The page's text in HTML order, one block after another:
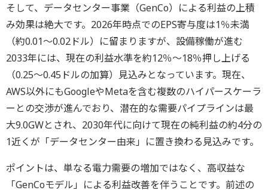
そして、データセンター事業（GenCo）による利益の上積
み効果は絶大です。2026年時点でのEPS寄与度は1％未満
（約0.01～0.02ドル）に留まりますが、設備稼働が進む
2033年には、現在の利益水準を約12％～18％押し上げる
（0.25～0.45ドルの加算）見込みとなっています。現在、
AWS以外にもGoogleやMetaを含む複数のハイパースケーラ
ーとの交渉が進んでおり、潜在的な需要パイプラインは最
大9.0GWとされ、2030年代に向けて現在の純利益の約4分の
1近くが「データセンター由来」に置き換わる見込みです。
ポイントは、単なる電力需要の増加ではなく、高収益な
「GenCoモデル」による利益改善を伴うことです。前述の